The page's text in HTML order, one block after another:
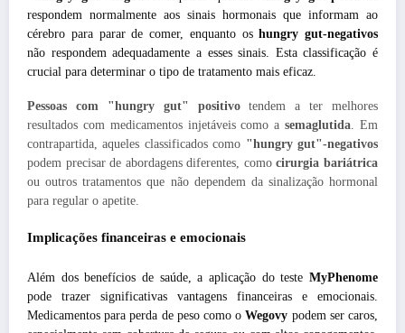
respondem normalmente aos sinais hormonais que informam ao
cérebro para parar de comer, enquanto oshungry gut-negativos
não respondem adequadamente a esses sinais. Esta classificação é
crucial para determinar o tipo de tratamento mais eficaz.
Pessoas com "hungry gut" positivotendem a ter melhores
resultados com medicamentos injetáveis como asemaglutida . Em
contrapartida, aqueles classificados como "hungry gut"-negativos
podem precisar de abordagens diferentes, comocirurgia bariátrica
ou outros tratamentos que não dependem da sinalização hormonal
para regular o apetite.
Implicações financeiras e emocionais
Além dos benefícios de saúde, a aplicação do teste MyPhenome
pode trazer significativas vantagens financeiras e emocionais.
Medicamentos para perda de peso como oWegovy podem ser caros,